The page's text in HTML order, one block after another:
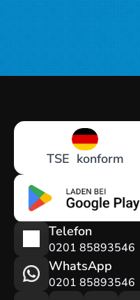
TSE  konform
Telefon
0201 85893546
WhatsApp
0201 85893546